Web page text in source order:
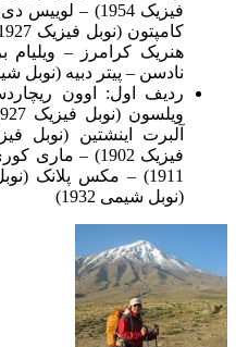
نادسن – پیتر دبیه (نوبل شیمی
(نوبل شیمی 1932)